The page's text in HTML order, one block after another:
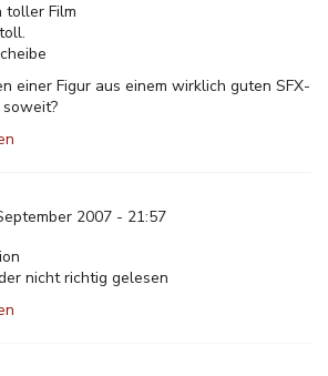
toller Film
einer Figur aus einem wirklich guten SFX-
soweit?
2007 - 21:57
nicht richtig gelesen